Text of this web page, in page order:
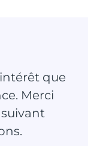
que
Merci